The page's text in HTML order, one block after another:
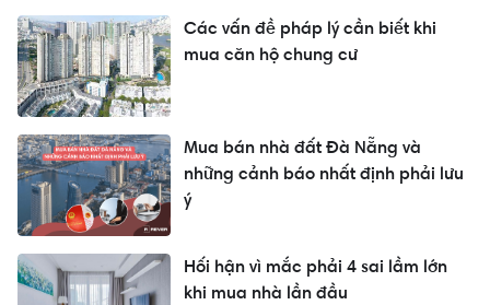
Các vấn đề pháp lý cần biết khi
mua căn hộ chung cư
Mua bán nhà đất Đà Nẵng và
những cảnh báo nhất định phải lưu
ý
Hối hận vì mắc phải 4 sai lầm lớn
khi mua nhà lần đầu